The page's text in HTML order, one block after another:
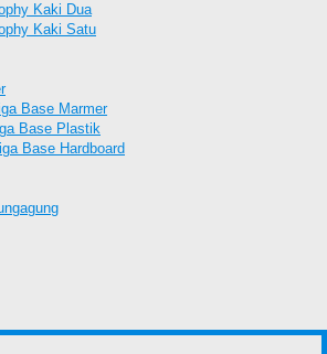
Kaki Dua
Kaki Satu
Base Marmer
Base Plastik
Base Hardboard